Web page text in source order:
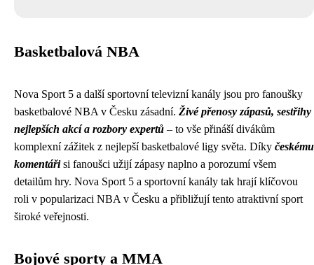
Basketbalová NBA
Nova Sport 5 a další sportovní televizní kanály jsou pro fanoušky
basketbalové NBA v Česku zásadní. Živé přenosy zápasů, sestřihy
nejlepších akcí a rozbory expertů – to vše přináší divákům
komplexní zážitek z nejlepší basketbalové ligy světa. Díky českému
komentářisi fanoušci užijí zápasy naplno a porozumí všem
detailům hry. Nova Sport 5 a sportovní kanály tak hrají klíčovou
roli v popularizaci NBA v Česku a přibližují tento atraktivní sport
široké veřejnosti.
Bojové sporty a MMA